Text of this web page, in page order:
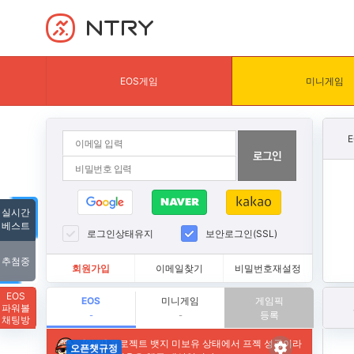
NTRY
EOS게임 미니게임
로그인상태유지 보안로그인(SSL)
회원가입 이메일찾기 비밀번호재설정
EOS
-
미니게임
-
게임픽
등록
실시간
베스트
추첨중
EOS
파워볼
채팅방